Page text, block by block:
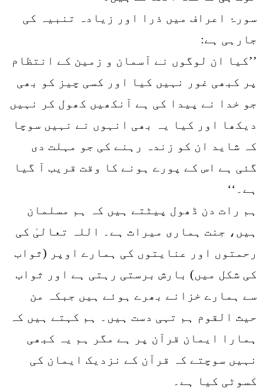
سورۂ اعراف میں ذرا اور زیادہ تنبیہ کی
جارہی ہے:
’’کیا ان لوگوں نے آسمان و زمین کے انتظام
پر کبھی غور نہیں کیا اور کسی چیز کو بھی
جو خدا نے پیدا کی ہے آنکھیں کھول کر نہیں
دیکھا اور کیا یہ بھی انہوں نے نہیں سوچا
کہ شاید ان کو زندہ رہنے کی جو مہلت دی
گئی ہے اس کے پورے ہونے کا وقت قریب آ گیا
ہے۔‘‘
ہم رات دن ڈھول پیٹتے ہیں کہ ہم مسلمان
ہیں، جنت ہماری میراث ہے۔ اللہ تعالیٰ کی
رحمتوں اور عنایتوں کی ہمارے اوپر (ثواب
کی شکل میں) بارش برستی رہتی ہے اور ثواب
سے ہمارے خزانے بھرے ہوئے ہیں جبکہ من
حیث القوم ہم تہی دست ہیں۔ ہم کہتے ہیں کہ
ہمارا ایمان قرآن پر ہے مگر ہم یہ کبھی
نہیں سوچتے کہ قرآن کے نزدیک ایمان کی
کسوٹی کیا ہے۔